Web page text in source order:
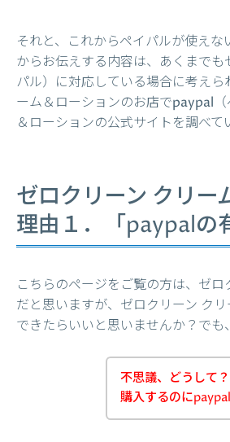
それと、これからペイパルが使え
からお伝えする内容は、あくまで
パル）に対応している場合に考え
ーム＆ローションのお店でpaypal
＆ローションの公式サイトを調べて
ゼロクリーン クリ
理由１．「paypalの
こちらのページをご覧の方は、ゼ
だと思いますが、ゼロクリーン ク
できたらいいと思いませんか？でも
不思議、どうして
購入するのに